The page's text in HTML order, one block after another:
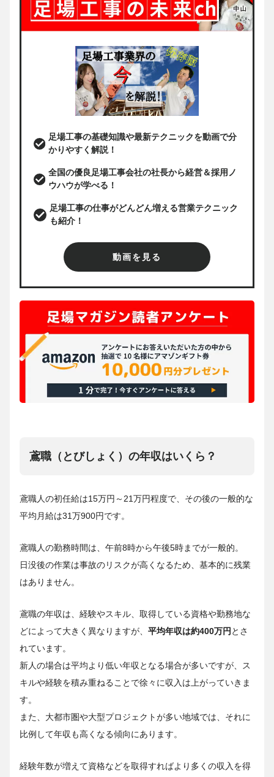
足場工事の基礎知識や最新テクニックを動画で分
かりやすく解説！
全国の優良足場工事会社の社長から経営＆採用ノ
ウハウが学べる！
足場工事の仕事がどんどん増える営業テクニック
も紹介！
動画を見る
鳶職（とびしょく）の年収はいくら？
鳶職人の初任給は15万円～21万円程度で、その後の一般的な
平均月給は31万900円です。
鳶職人の勤務時間は、午前8時から午後5時までが一般的。
日没後の作業は事故のリスクが高くなるため、基本的に残業
はありません。
鳶職の年収は、経験やスキル、取得している資格や勤務地な
どによって大きく異なりますが、 平均年収は約400万円 とさ
れています。
新人の場合は平均より低い年収となる場合が多いですが、ス
キルや経験を積み重ねることで徐々に収入は上がっていきま
す。
また、大都市圏や大型プロジェクトが多い地域では、それに
比例して年収も高くなる傾向にあります。
経験年数が増えて資格などを取得すればより多くの収入を得